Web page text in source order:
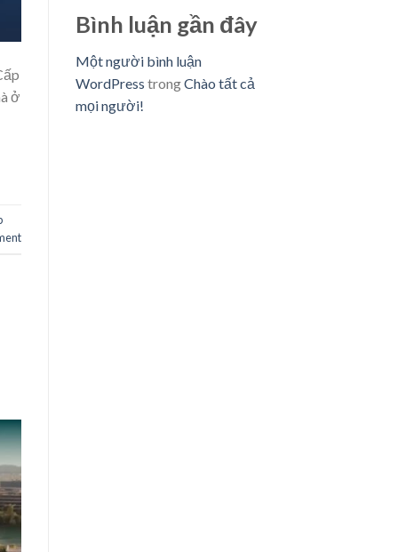
ở
Bình luận gần đây
Một người bình luận
WordPress trongChào tất cả
mọi người!